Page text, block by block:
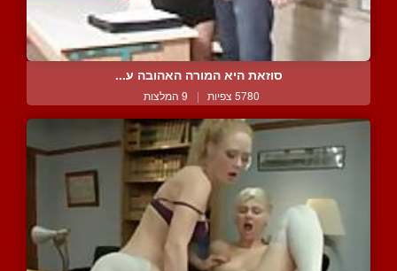
סוזאת היא המורה האהובה ע...
5780 צפיות | 9 המלצות